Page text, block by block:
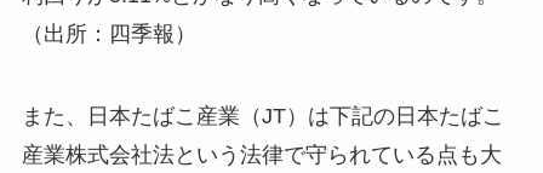
（出所：四季報）
また、日本たばこ産業（JT）は下記の日本たばこ
産業株式会社法という法律で守られている点も大